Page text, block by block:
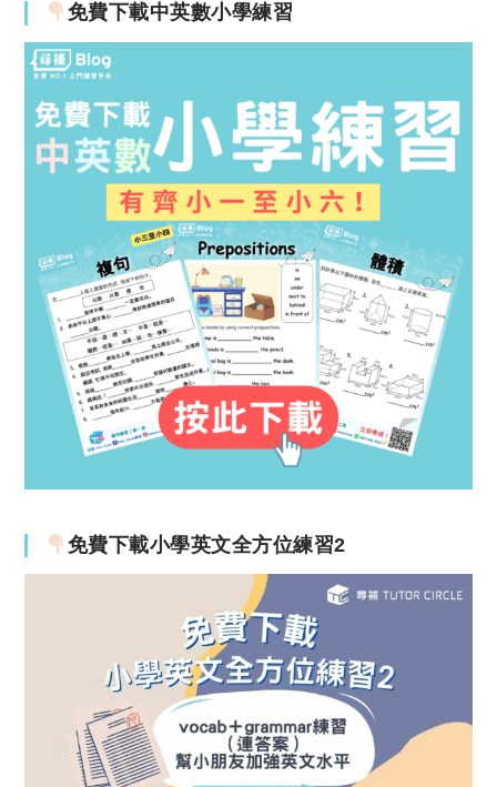
免費下載中英數小學練習
免費下載小學英文全方位練習2